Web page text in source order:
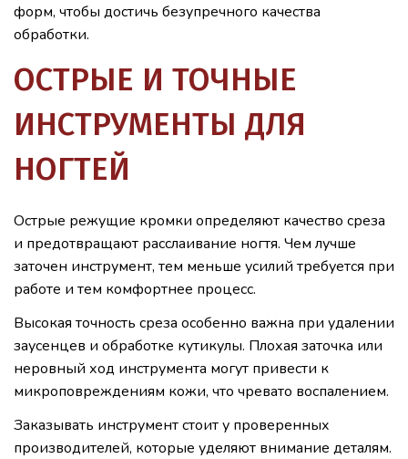
форм, чтобы достичь безупречного качества
обработки.
ОСТРЫЕ И ТОЧНЫЕ
ИНСТРУМЕНТЫ ДЛЯ
НОГТЕЙ
Острые режущие кромки определяют качество среза
и предотвращают расслаивание ногтя. Чем лучше
заточен инструмент, тем меньше усилий требуется при
работе и тем комфортнее процесс.
Высокая точность среза особенно важна при удалении
заусенцев и обработке кутикулы. Плохая заточка или
неровный ход инструмента могут привести к
микроповреждениям кожи, что чревато воспалением.
Заказывать инструмент стоит у проверенных
производителей, которые уделяют внимание деталям.